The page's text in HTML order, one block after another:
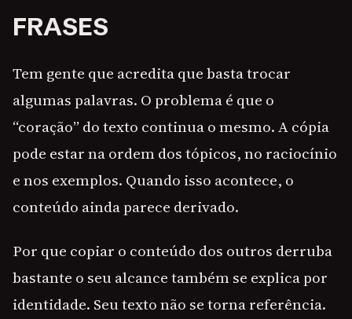
FRASES
Tem gente que acredita que basta trocar
algumas palavras. O problema é que o
“coração” do texto continua o mesmo. A cópia
pode estar na ordem dos tópicos, no raciocínio
e nos exemplos. Quando isso acontece, o
conteúdo ainda parece derivado.
Por que copiar o conteúdo dos outros derruba
bastante o seu alcance também se explica por
identidade. Seu texto não se torna referência.